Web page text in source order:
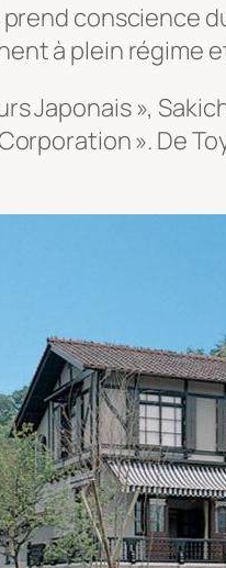
à plein régime
Japonais »,
». De